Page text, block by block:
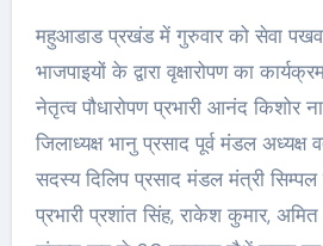
महुआडाड प्रखंड में गुरुवार को सेवा
भाजपाइयों के द्वारा वृक्षारोपण का
नेतृत्व पौधारोपण प्रभारी आनंद किशोर
जिलाध्यक्ष भानु प्रसाद पूर्व मंडल अध्यक्ष
सदस्य दिलिप प्रसाद मंडल मंत्री
प्रभारी प्रशांत सिंह, राकेश कुमार,